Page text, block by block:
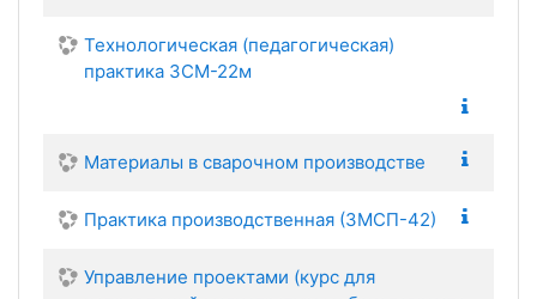
Технологическая (педагогическая)
практика ЗСМ-22м
Материалы в сварочном производстве
Практика производственная (ЗМСП-42)
Управление проектами (курс для